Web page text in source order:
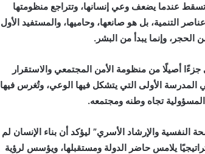
تسقط عندما يضعف وعي إنسانها، وتتراجع منظومتها
التنمية، بل هو صانعها، وحاميها، والمستفيد الأول
الحجر، وإنما يبدأ من البشر.
أصيلًا من منظومة الأمن المجتمعي والاستقرار
المدرسة الأولى التي يتشكل فيها الوعي، وتُغرس فيها
تجاه وطنه ومجتمعه.
والإرشاد الأسري” ليؤكد أن بناء الإنسان لم
يلامس حاضر الدولة ومستقبلها، ويؤسس لرؤية